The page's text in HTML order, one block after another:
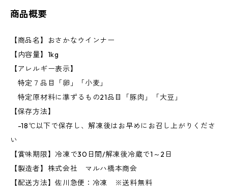
商品概要
【商品名】おさかなウインナー
【内容量】1kg
【アレルギー表示】
特定７品目「卵」「小麦」
特定原材料に準ずるもの21品目「豚肉」「大豆」
【保存方法】
-18℃以下で保存し、解凍後はお早めにお召し上がりくださ
い
【賞味期限】冷凍で30日間/解凍後冷蔵で1～2日
【製造者】株式会社 マルハ橋本商会
【配送方法】佐川急便：冷凍 ※送料無料